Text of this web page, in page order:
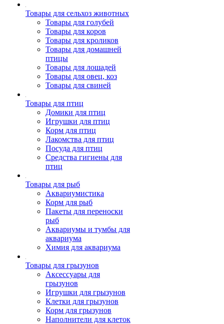
Товары для сельхоз животных
Товары для голубей
Товары для коров
Товары для кроликов
Товары для домашней
птицы
Товары для лошадей
Товары для овец, коз
Товары для свиней
Товары для птиц
Домики для птиц
Игрушки для птиц
Корм для птиц
Лакомства для птиц
Посуда для птиц
Средства гигиены для
птиц
Товары для рыб
Аквариумистика
Корм для рыб
Пакеты для переноски
рыб
Аквариумы и тумбы для
аквариума
Химия для аквариума
Товары для грызунов
Аксессуары для
грызунов
Игрушки для грызунов
Клетки для грызунов
Корм для грызунов
Наполнители для клеток